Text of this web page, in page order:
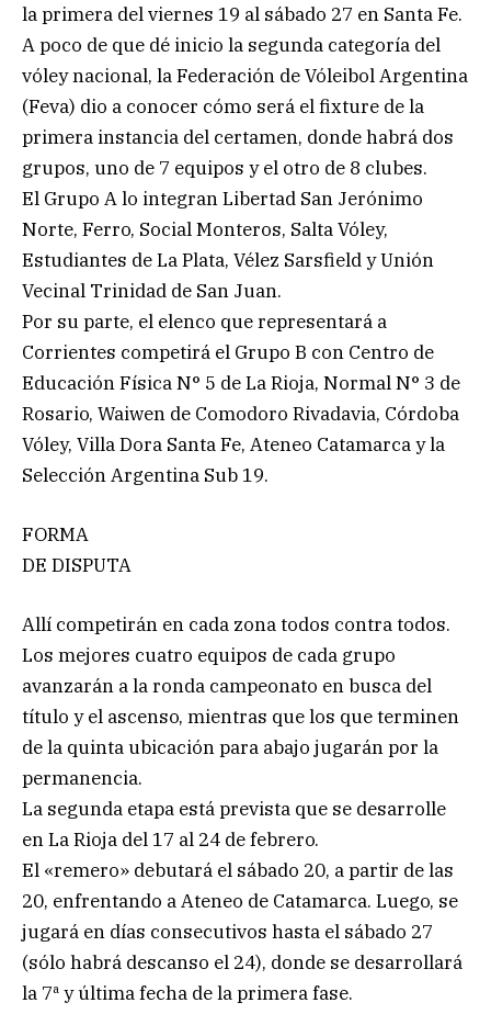
la primera del viernes 19 al sábado 27 en Santa Fe.
A poco de que dé inicio la segunda categoría del
vóley nacional, la Federación de Vóleibol Argentina
(Feva) dio a conocer cómo será el fixture de la
primera instancia del certamen, donde habrá dos
grupos, uno de 7 equipos y el otro de 8 clubes.
El Grupo A lo integran Libertad San Jerónimo
Norte, Ferro, Social Monteros, Salta Vóley,
Estudiantes de La Plata, Vélez Sarsfield y Unión
Vecinal Trinidad de San Juan.
Por su parte, el elenco que representará a
Corrientes competirá el Grupo B con Centro de
Educación Física N° 5 de La Rioja, Normal N° 3 de
Rosario, Waiwen de Comodoro Rivadavia, Córdoba
Vóley, Villa Dora Santa Fe, Ateneo Catamarca y la
Selección Argentina Sub 19.
FORMA
DE DISPUTA
Allí competirán en cada zona todos contra todos.
Los mejores cuatro equipos de cada grupo
avanzarán a la ronda campeonato en busca del
título y el ascenso, mientras que los que terminen
de la quinta ubicación para abajo jugarán por la
permanencia.
La segunda etapa está prevista que se desarrolle
en La Rioja del 17 al 24 de febrero.
El «remero» debutará el sábado 20, a partir de las
20, enfrentando a Ateneo de Catamarca. Luego, se
jugará en días consecutivos hasta el sábado 27
(sólo habrá descanso el 24), donde se desarrollará
la 7ª y última fecha de la primera fase.